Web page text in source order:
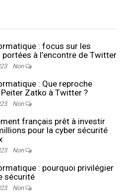
: focus sur les
à l’encontre de Twitter
Non
: Que reproche
Zatko à Twitter ?
Non
français prêt à investir
pour la cyber sécurité
Non
: pourquoi privilégier
sécurité
Non